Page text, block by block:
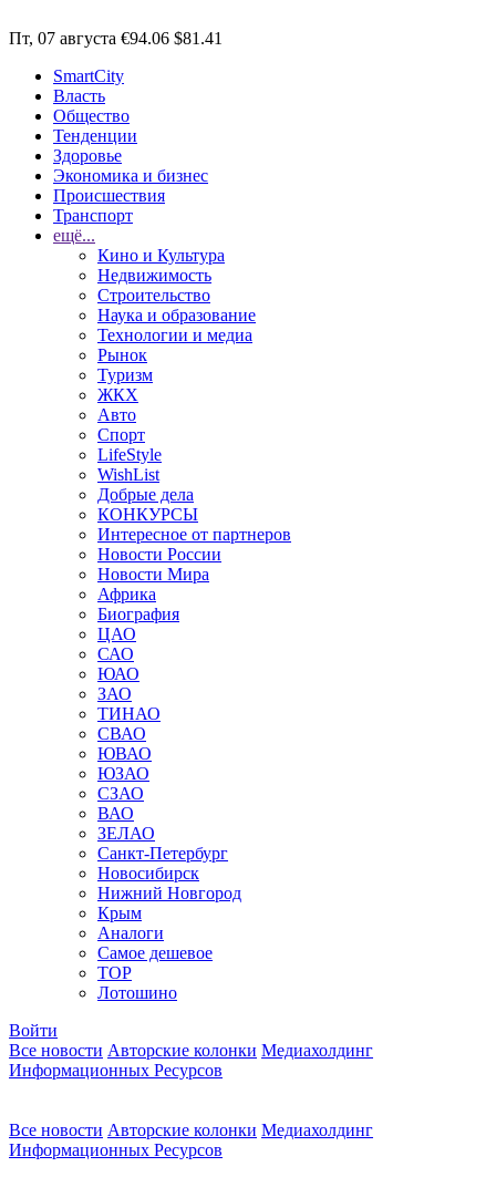
Пт, 07 августа €94.06 $81.41
SmartCity
Власть
Общество
Тенденции
Здоровье
Экономика и бизнес
Происшествия
Транспорт
ещё...
Кино и Культура
Недвижимость
Строительство
Наука и образование
Технологии и медиа
Рынок
Туризм
ЖКХ
Авто
Спорт
LifeStyle
WishList
Добрые дела
КОНКУРСЫ
Интересное от партнеров
Новости России
Новости Мира
Африка
Биография
ЦАО
САО
ЮАО
ЗАО
ТИНАО
СВАО
ЮВАО
ЮЗАО
СЗАО
ВАО
ЗЕЛАО
Санкт-Петербург
Новосибирск
Нижний Новгород
Крым
Аналоги
Самое дешевое
TOP
Лотошино
Войти
Все новости Авторские колонки Медиахолдинг
Информационных Ресурсов
Все новости Авторские колонки Медиахолдинг
Информационных Ресурсов